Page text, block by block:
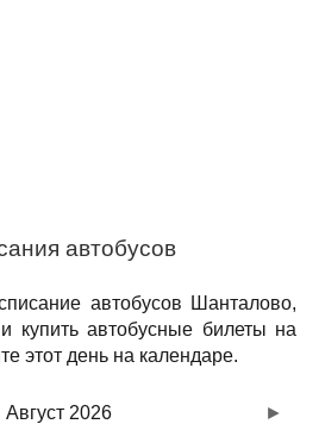
автобусов
автобусов Шанталово,
купить автобусные билеты на
этот день на календаре.
Август 2026
►